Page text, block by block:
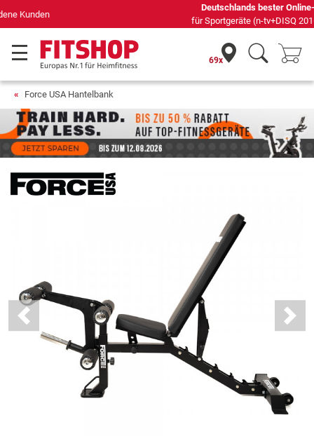
Deutschlands bester Online-Shop
für Sportgeräte (n-tv+DISQ 2016-2024)
69x
Force USA Hantelbank
Previous Next